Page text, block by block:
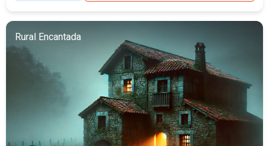
Rural Encantada